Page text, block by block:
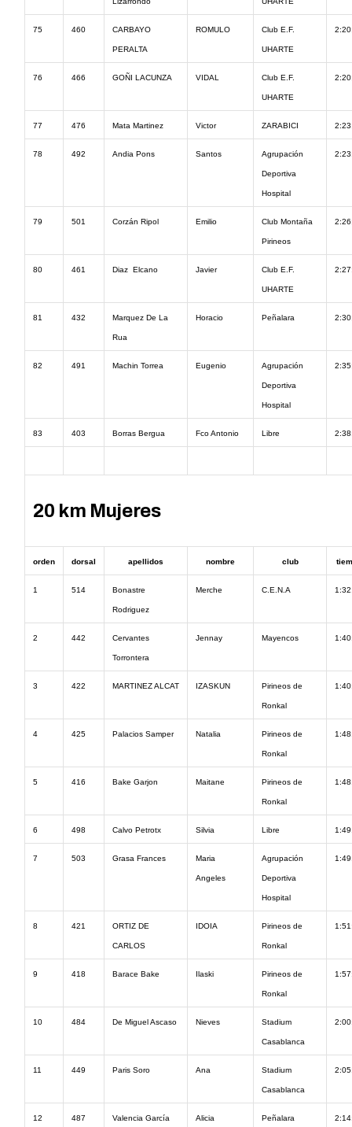
75 460 CARBAYO
PERALTA
ROMULO Club E.F.
UHARTE
76 466 GOÑI LACUNZA VIDAL Club E.F.
UHARTE
77 476 Mata Martinez Victor ZARABICI
78 492 Andia Pons Santos Agrupación
Deportiva
Hospital
79 501 Corzán Ripol Emilio Club Montaña
Pirineos
80 461 Diaz Elcano Javier Club E.F.
UHARTE
81 432 Marquez De La
Rua
Horacio Peñalara
82 491 Machin Torrea Eugenio Agrupación
Deportiva
Hospital
83 403 Borras Bergua Fco Antonio Libre
20 km Mujeres
orden dorsal apellidos nombre club
1 514 Bonastre
Rodriguez
Merche C.E.N.A
2 442 Cervantes
Torrontera
Jennay Mayencos
3 422 MARTINEZ ALCAT IZASKUN Pirineos de
Ronkal
4 425 Palacios Samper Natalia Pirineos de
Ronkal
5 416 Bake Garjon Maitane Pirineos de
Ronkal
6 498 Calvo Petrotx Silvia Libre
7 503 Grasa Frances Maria
Angeles
Agrupación
Deportiva
Hospital
8 421 ORTIZ DE
CARLOS
IDOIA Pirineos de
Ronkal
9 418 Barace Bake Ilaski Pirineos de
Ronkal
10 484 De Miguel Ascaso Nieves Stadium
Casablanca
11 449 Paris Soro Ana Stadium
Casablanca
12 487 Valencia García Alicia Peñalara